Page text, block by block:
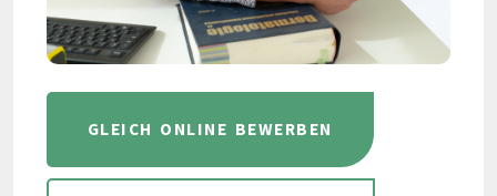
GLEICH ONLINE BEWERBEN